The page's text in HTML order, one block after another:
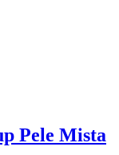
Pele Mista